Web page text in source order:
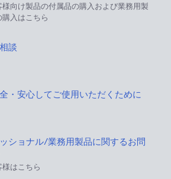
向け製品の付属品の購入および業務用製
入はこちら
談
・安心してご使用いただくために
ショナル/業務用製品に関するお問
はこちら